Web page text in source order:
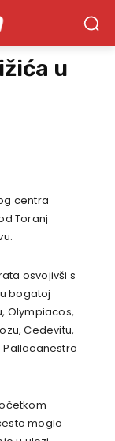
u
centra
Toranj
osvojivši s
bogatoj
Olympiacos,
Cedevitu,
Pallacanestro
moglo